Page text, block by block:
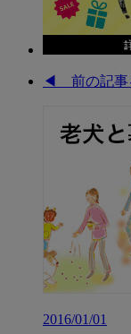
◀︎ 前の記事
2016/01/01